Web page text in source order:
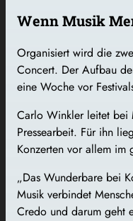
Wenn Musik
Organisiert wird die
Concert. Der Aufbau
eine Woche vor
Carlo Winkler leitet bei
Pressearbeit. Für ihn
Konzerten vor allem im
„Das Wunderbare bei
Musik verbindet
Credo und darum geht